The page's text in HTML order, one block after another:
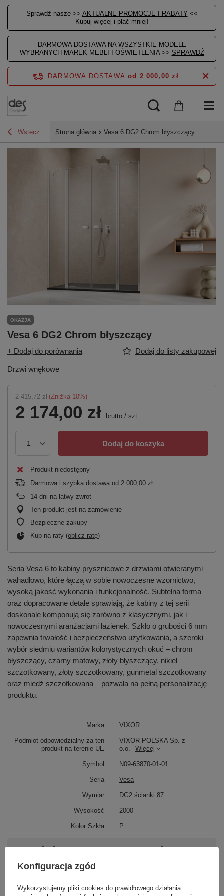
Sprawdź nasze >> AKTUALNE PROMOCJE I RABATY <<
Kupuj więcej i płać mniej!
DARMOWA DOSTAWA NA WSZYSTKIE MODELE
WYBRANYCH MAREK MEBLI I OŚWIETLENIA >> SPRAWDŹ
DARMOWA DOSTAWA od 2 000,00 zł
Wstecz Strona główna Vesa 6 DG2 Chrom błyszczący
OKAZJA
Vesa 6 DG2 Chrom błyszczący
+ Dodaj do porównania Dodaj do listy zakupowej
Drzwi wnękowe
2 415,72 zł (Zniżka 10%)
2 174,00 zł brutto / szt.
Dodaj do koszyka
Produkt niedostępny
Darmowa i szybka dostawa od 2 000,00 zł
14 dni na łatwy zwrot
Ten produkt jest na zamówienie
Bezpieczne zakupy
Kup na raty (oblicz ratę)
Seria Vesa 6 to kabiny prysznicowe z drzwiami otwieranymi
wahadłowo, które łączą w sobie nowoczesne wzornictwo,
wysoką jakość wykonania i funkcjonalność. Subtelna forma
oraz dopracowane detale sprawiają, że kabiny z tej serii
doskonale komponują się zarówno z klasycznymi, jak i
nowoczesnymi aranżacjami łazienek. Szkło o grubości 6 mm
zapewnia trwałość i bezpieczeństwo użytkowania, a szeroki
wybór siedmiu wariantów kolorystycznych okuć – chrom
błyszczący, czarny matowy, złoty błyszczący, nikiel
szczotkowany, złoty szczotkowany, gunmetal szczotkowany
oraz miedź szczotkowana – pozwala na pełną personalizację
produktu.
Marka VIXOR
Podmiot odpowiedzialny za ten
produkt na terenie UE
VIXOR POLSKA Sp. z
o.o.
Więcej
Symbol N09-63870-01-01
Seria Vesa
Wymiar DG2 ścianki 87
Wysokość 2000
Kolor Szkła P
Potrzebujesz pomocy? Masz pytania?
Zadaj pytanie a my odpowiemy niezwłocznie,
najciekawsze pytania i odpowiedzi publikując
Konfiguracja zgód
Wykorzystujemy pliki cookies do prawidłowego działania